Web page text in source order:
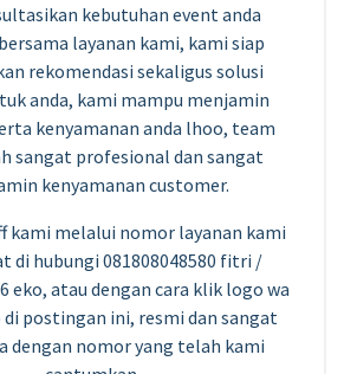
kebutuhan event anda
layanan kami, kami siap
rekomendasi sekaligus solusi
anda, kami mampu menjamin
kenyamanan anda lhoo, team
sangat profesional dan sangat
kenyamanan customer.
kami melalui nomor layanan kami
di hubungi 081808048580 fitri /
eko, atau dengan cara klik logo wa
postingan ini, resmi dan sangat
dengan nomor yang telah kami